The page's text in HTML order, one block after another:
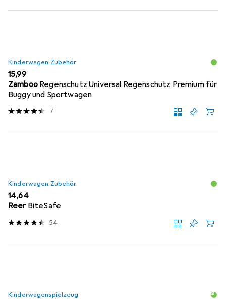
Kinderwagen Zubehör
EUR
15,99
Zamboo Regenschutz Universal Regenschutz Premium für
Buggy und Sportwagen
7
Kinderwagen Zubehör
EUR
14,64
Reer BiteSafe
54
Kinderwagenspielzeug